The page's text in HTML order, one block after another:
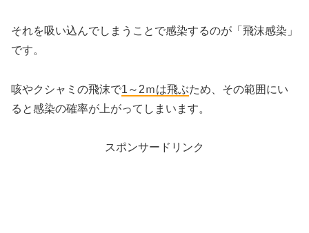
それを吸い込んでしまうことで感染するのが「飛沫感染」
です。
咳やクシャミの飛沫で1～2ｍは飛ぶため、その範囲にい
ると感染の確率が上がってしまいます。
スポンサードリンク